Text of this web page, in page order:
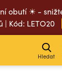
obutí ☀ -
| Kód: LETO20
Hledat